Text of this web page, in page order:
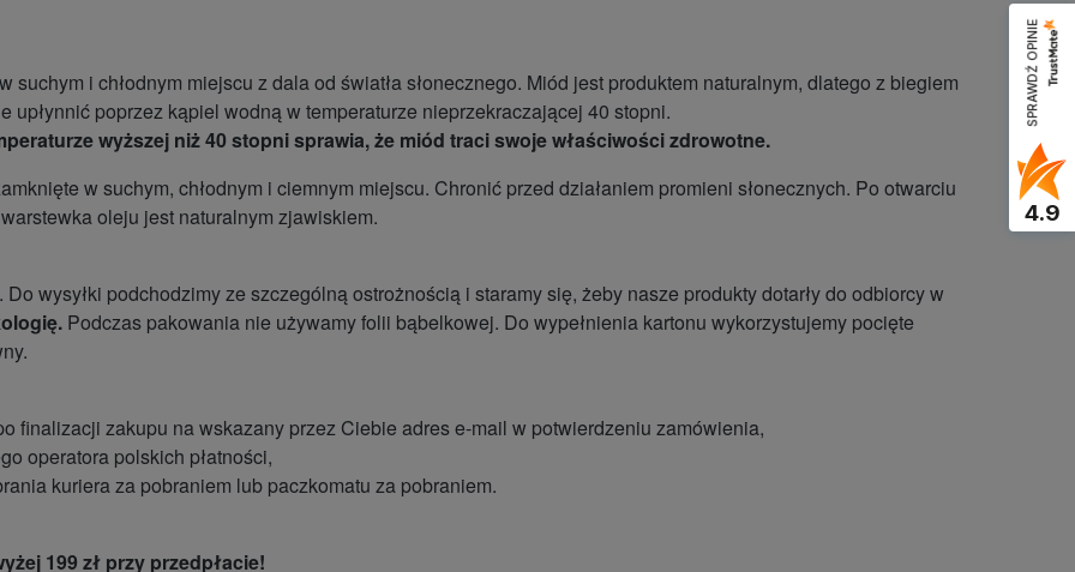
i chłodnym miejscu z dala od światła słonecznego. Miód jest produktem naturalnym, dlatego z biegiem
poprzez kąpiel wodną w temperaturze nieprzekraczającej 40 stopni.
wyższej niż 40 stopni sprawia, że miód traci swoje właściwości zdrowotne.
w suchym, chłodnym i ciemnym miejscu. Chronić przed działaniem promieni słonecznych. Po otwarciu
oleju jest naturalnym zjawiskiem.
wysyłki podchodzimy ze szczególną ostrożnością i staramy się, żeby nasze produkty dotarły do odbiorcy w
Podczas pakowania nie używamy folii bąbelkowej. Do wypełnienia kartonu wykorzystujemy pocięte
finalizacji zakupu na wskazany przez Ciebie adres e-mail w potwierdzeniu zamówienia,
operatora polskich płatności,
kuriera za pobraniem lub paczkomatu za pobraniem.
199 zł przy przedpłacie!
SPRAWDŹ OPINIE
4.9